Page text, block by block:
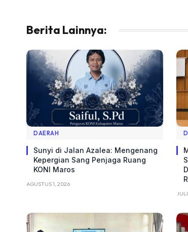
Berita Lainnya:
DAERAH
Sunyi di Jalan Azalea: Mengenang
Kepergian Sang Penjaga Ruang
KONI Maros
AGUSTUS 1, 2026